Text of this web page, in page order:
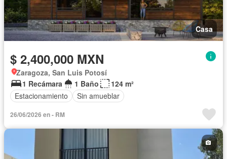
Casa
$ 2,400,000 MXN
Zaragoza, San Luis Potosí
1 Recámara
1 Baño
124 m²
Estacionamiento
Sin amueblar
26/06/2026 en - RM